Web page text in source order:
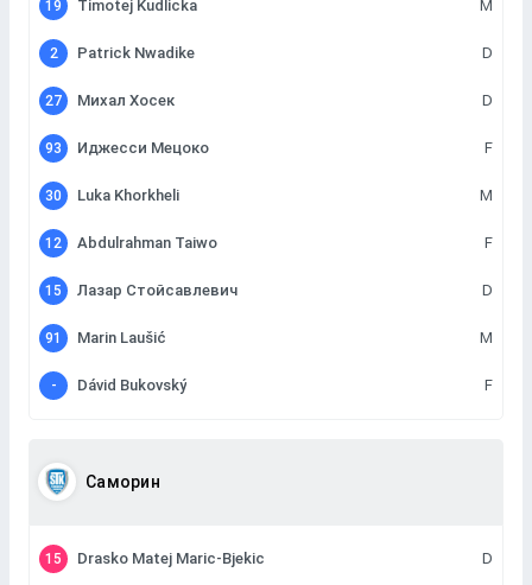
19 Timotej Kudlicka M
2 Patrick Nwadike D
27 Михал Хосек D
93 Иджесси Мецоко F
30 Luka Khorkheli M
12 Abdulrahman Taiwo F
15 Лазар Стойсавлевич D
91 Marin Laušić M
- Dávid Bukovský F
Саморин
15 Drasko Matej Maric-Bjekic D